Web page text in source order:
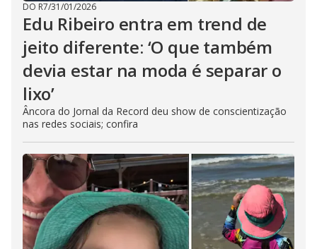
DO R7/31/01/2026
Edu Ribeiro entra em trend de
jeito diferente: ‘O que também
devia estar na moda é separar o
lixo’
Âncora do Jornal da Record deu show de conscientização
nas redes sociais; confira